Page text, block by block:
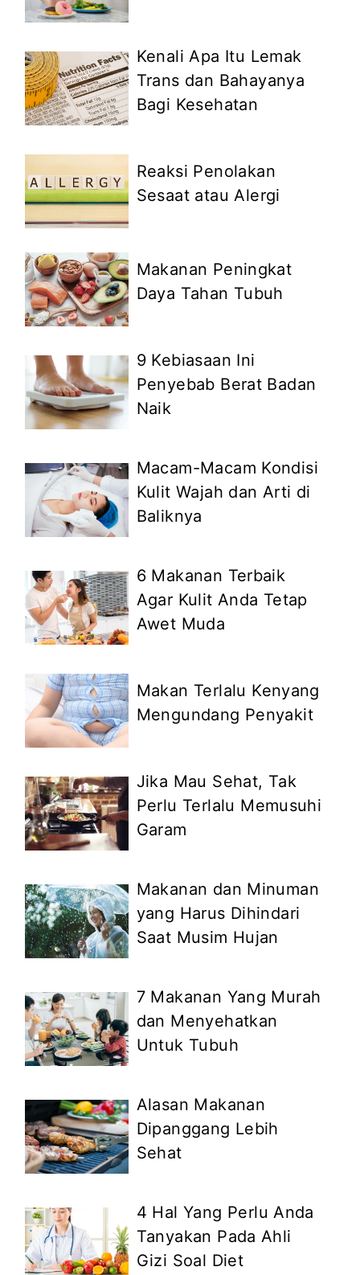
Kenali Apa Itu Lemak
Trans dan Bahayanya
Bagi Kesehatan
Reaksi Penolakan
Sesaat atau Alergi
Makanan Peningkat
Daya Tahan Tubuh
9 Kebiasaan Ini
Penyebab Berat Badan
Naik
Macam-Macam Kondisi
Kulit Wajah dan Arti di
Baliknya
6 Makanan Terbaik
Agar Kulit Anda Tetap
Awet Muda
Makan Terlalu Kenyang
Mengundang Penyakit
Jika Mau Sehat, Tak
Perlu Terlalu Memusuhi
Garam
Makanan dan Minuman
yang Harus Dihindari
Saat Musim Hujan
7 Makanan Yang Murah
dan Menyehatkan
Untuk Tubuh
Alasan Makanan
Dipanggang Lebih
Sehat
4 Hal Yang Perlu Anda
Tanyakan Pada Ahli
Gizi Soal Diet